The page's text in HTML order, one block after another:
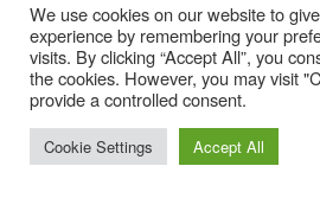
Cookie Policy
Datenschutz
Google Analytics und Cookie Dateien
© 2025Einfache Rezept
We use cookies on our website to
experience by remembering your
visits. By clicking “Accept All”, you
the cookies. However, you may visit
provide a controlled consent.
Cookie Settings Accept All